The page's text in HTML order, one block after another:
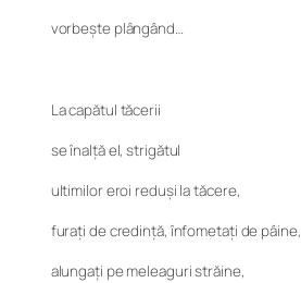
vorbește plângând…
La capătul tăcerii
se înalță el, strigătul
ultimilor eroi reduși la tăcere,
furați de credință, înfometați de pâine,
alungați pe meleaguri străine,